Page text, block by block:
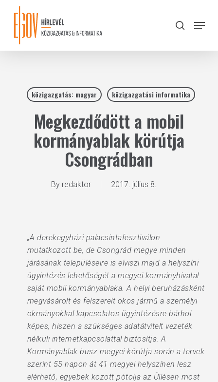
content
search
Menu
közigazgatás: magyar közigazgatási informatika
Megkezdődött a mobil
kormányablak körútja
Csongrádban
By redaktor 2017. július 8.
„A derekegyházi palacsintafesztiválon
mutatkozott be, de Csongrád megye minden
járásának településeire is elviszi majd a helyszíni
ügyintézés lehetőségét a megyei kormányhivatal
saját mobil kormányablaka. A helyi beruházásként
megvásárolt és felszerelt okos jármű a személyi
okmányokkal kapcsolatos ügyintézésre bárhol
képes, hiszen a szükséges adatátvitelt vezeték
nélküli internetkapcsolattal biztosítja. A
Kormányablak busz megyei körútja során a tervek
szerint 55 napon át 41 megyei helyszínen lesz
elérhető, egyebek között pótolja az Üllésen most
Close